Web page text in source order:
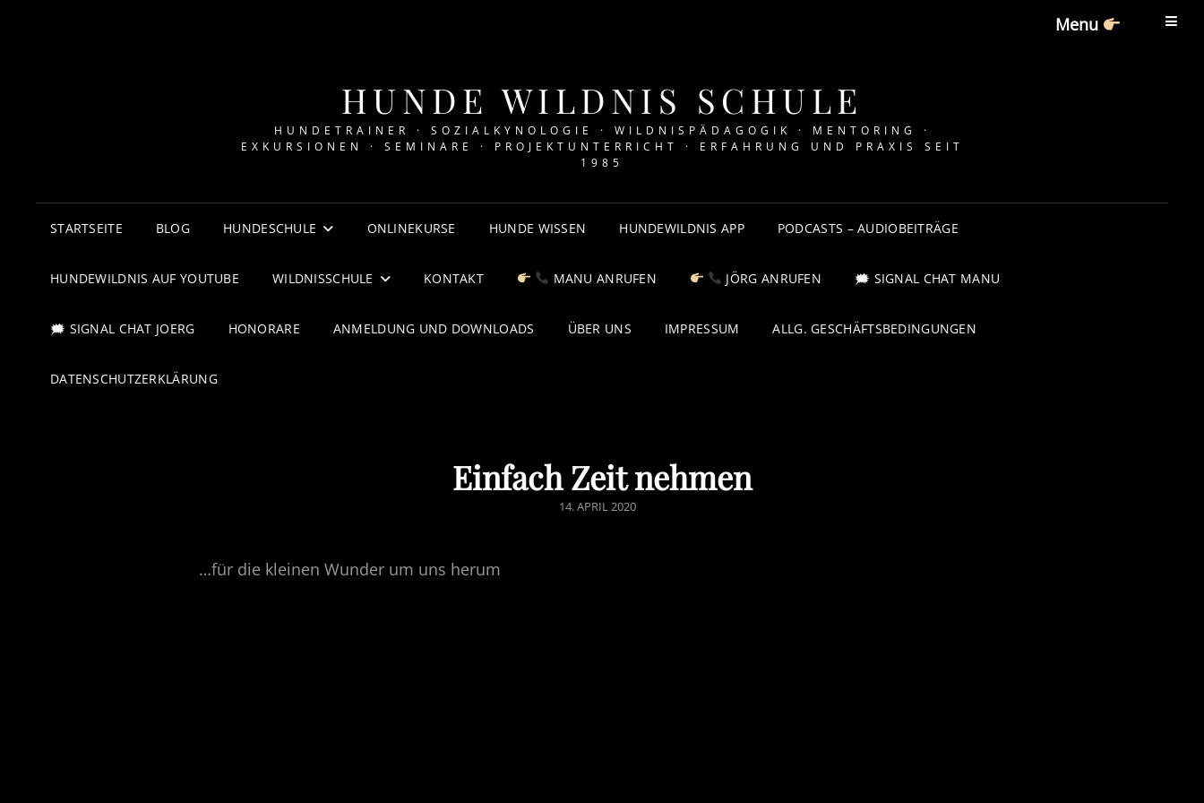
Menu
HUNDE WILDNIS SCHULE
HUNDETRAINER · SOZIALKYNOLOGIE · WILDNISPÄDAGOGIK · MENTORING ·
EXKURSIONEN · SEMINARE · PROJEKTUNTERRICHT · ERFAHRUNG UND PRAXIS SEIT
1985
STARTSEITE BLOG HUNDESCHULE ONLINEKURSE HUNDE WISSEN HUNDEWILDNIS APP PODCASTS – AUDIOBEITRÄGE
HUNDEWILDNIS AUF YOUTUBE WILDNISSCHULE KONTAKT MANU ANRUFEN JÖRG ANRUFEN 🗯 SIGNAL CHAT MANU
🗯 SIGNAL CHAT JOERG HONORARE ANMELDUNG UND DOWNLOADS ÜBER UNS IMPRESSUM ALLG. GESCHÄFTSBEDINGUNGEN
DATENSCHUTZERKLÄRUNG
Einfach Zeit nehmen
POSTED
14. APRIL 2020
…für die kleinen Wunder um uns herum